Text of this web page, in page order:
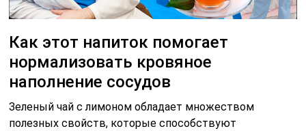
Как этот напиток помогает
нормализовать кровяное
наполнение сосудов
Зеленый чай с лимоном обладает множеством
полезных свойств, которые способствуют